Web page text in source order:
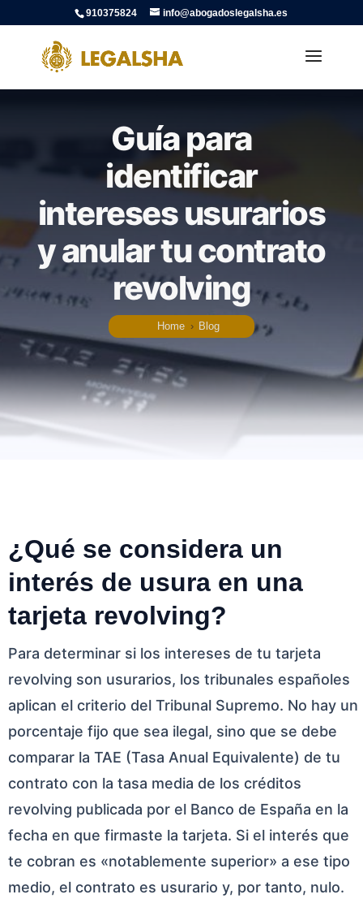
910375824 info@abogadoslegalsha.es
Guía para
identificar
intereses usurarios
y anular tu contrato
revolving
Home › Blog
¿Qué se considera un
interés de usura en una
tarjeta revolving?
Para determinar si los intereses de tu tarjeta
revolving son usurarios, los tribunales españoles
aplican el criterio del Tribunal Supremo. No hay un
porcentaje fijo que sea ilegal, sino que se debe
comparar la TAE (Tasa Anual Equivalente) de tu
contrato con la tasa media de los créditos
revolving publicada por el Banco de España en la
fecha en que firmaste la tarjeta. Si el interés que
te cobran es «notablemente superior» a ese tipo
medio, el contrato es usurario y, por tanto, nulo.